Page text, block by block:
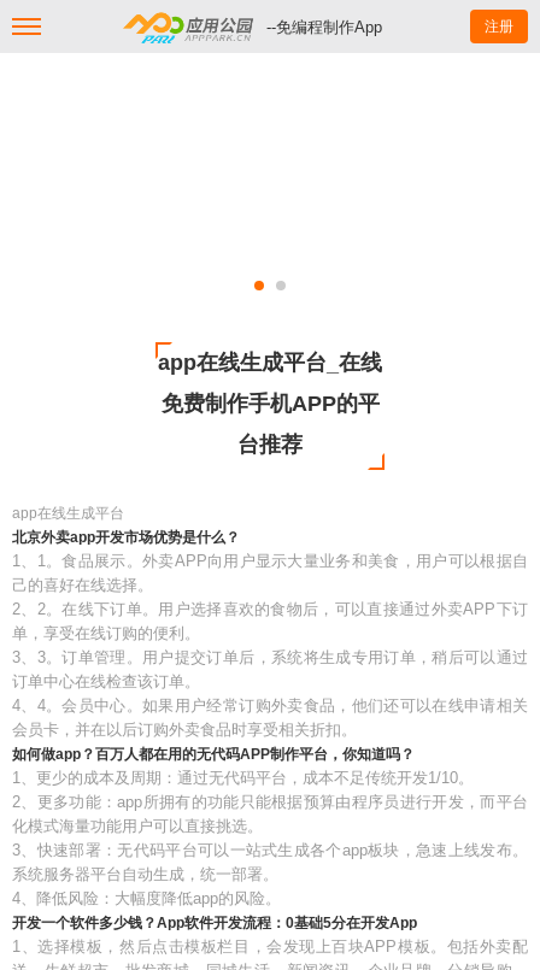
--免编程制作App 注册
app在线生成平台_在线
免费制作手机APP的平
台推荐
app在线生成平台
北京外卖app开发市场优势是什么？
1、1。食品展示。外卖APP向用户显示大量业务和美食，用户可以根据自
己的喜好在线选择。
2、2。在线下订单。用户选择喜欢的食物后，可以直接通过外卖APP下订
单，享受在线订购的便利。
3、3。订单管理。用户提交订单后，系统将生成专用订单，稍后可以通过
订单中心在线检查该订单。
4、4。会员中心。如果用户经常订购外卖食品，他们还可以在线申请相关
会员卡，并在以后订购外卖食品时享受相关折扣。
如何做app？百万人都在用的无代码APP制作平台，你知道吗？
1、更少的成本及周期：通过无代码平台，成本不足传统开发1/10。
2、更多功能：app所拥有的功能只能根据预算由程序员进行开发，而平台
化模式海量功能用户可以直接挑选。
3、快速部署：无代码平台可以一站式生成各个app板块，急速上线发布。
系统服务器平台自动生成，统一部署。
4、降低风险：大幅度降低app的风险。
开发一个软件多少钱？App软件开发流程：0基础5分在开发App
1、选择模板，然后点击模板栏目，会发现上百块APP模板。包括外卖配